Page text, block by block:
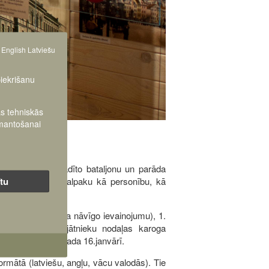
viņa vadīto bataljonu un parāda
Oskaru Kalpaku kā personību, kā
saņēma nāvīgo ievainojumu), 1.
atsevišķās jātnieku nodaļas karoga
1919.gada 16.janvārī.
(latviešu, angļu, vācu valodās). Tie
English Latviešu
tehniskās